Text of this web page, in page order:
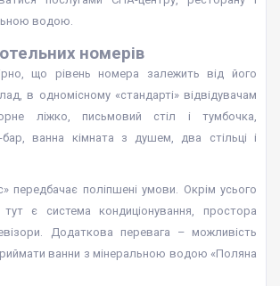
водою.
номерів
що рівень номера залежить від його
в одномісному «стандарті» відвідувачам
ліжко, письмовий стіл і тумбочка,
бар, ванна кімната з душем, два стільці і
передбачає поліпшені умови. Окрім усього
тут є система кондиціонування, простора
Додаткова перевага – можливість
ванни з мінеральною водою «Поляна